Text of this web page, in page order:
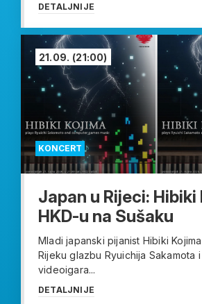
DETALJNIJE
KONCERT
21.09. (21:00)
Japan u Rijeci: Hibiki
HKD-u na Sušaku
Mladi japanski pijanist Hibiki
Rijeku glazbu Ryuichija Sakamota
videoigara...
DETALJNIJE